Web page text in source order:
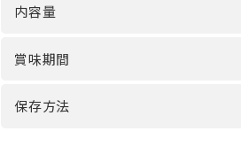
内容量
賞味期間
保存方法